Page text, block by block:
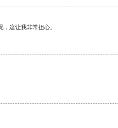
这让我非常担心。